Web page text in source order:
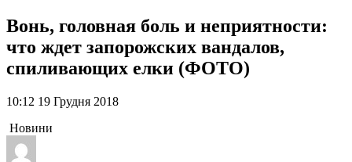
Вонь, головная боль и неприятности:
что ждет запорожских вандалов,
спиливающих елки (ФОТО)
10:12 19 Грудня 2018
Новини